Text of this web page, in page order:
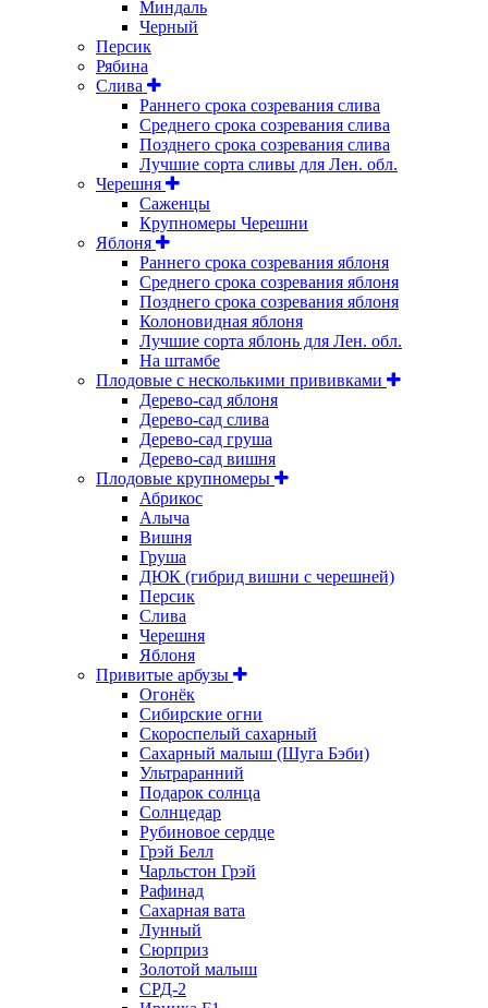
Миндаль
Черный
Персик
Рябина
Слива
Раннего срока созревания слива
Среднего срока созревания слива
Позднего срока созревания слива
Лучшие сорта сливы для Лен. обл.
Черешня
Саженцы
Крупномеры Черешни
Яблоня
Раннего срока созревания яблоня
Среднего срока созревания яблоня
Позднего срока созревания яблоня
Колоновидная яблоня
Лучшие сорта яблонь для Лен. обл.
На штамбе
Плодовые с несколькими прививками
Дерево-сад яблоня
Дерево-сад слива
Дерево-сад груша
Дерево-сад вишня
Плодовые крупномеры
Абрикос
Алыча
Вишня
Груша
ДЮК (гибрид вишни с черешней)
Персик
Слива
Черешня
Яблоня
Привитые арбузы
Огонёк
Сибирские огни
Скороспелый сахарный
Сахарный малыш (Шуга Бэби)
Ультраранний
Подарок солнца
Солнцедар
Рубиновое сердце
Грэй Белл
Чарльстон Грэй
Рафинад
Сахарная вата
Лунный
Сюрприз
Золотой малыш
СРД-2